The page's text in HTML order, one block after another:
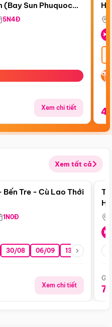
(Bay Sun Phuquoc
5N4Đ
Xem chi tiết
Xem tất cả
Điểm nổi bật
Bến Tre - Cù Lao Thới
1N0Đ
30/08 06/09 13/09 20/09
Xem chi tiết